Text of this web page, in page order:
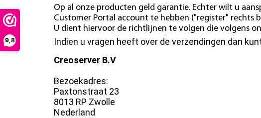
9,8
Op al onze producten geld garantie. Echter wilt u
Customer Portal account te hebben ("register" rechts
U dient hiervoor de richtlijnen te volgen die volgens
Indien u vragen heeft over de verzendingen dan
Creoserver B.V
Bezoekadres:
Paxtonstraat 23
8013 RP Zwolle
Nederland